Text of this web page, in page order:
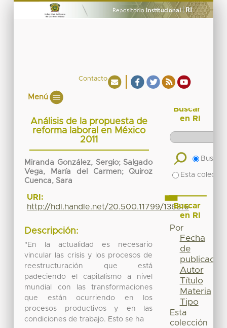
Contacto
Menú
Análisis de la propuesta de
reforma laboral en México
2011
Miranda González, Sergio; Salgado
Vega, María del Carmen; Quiroz
Cuenca, Sara
URI:
http://hdl.handle.net/20.500.11799/136316
Descripción:
"En la actualidad es necesario
vincular las crisis y los procesos de
reestructuración que está
padeciendo el capitalismo a nivel
mundial con las transformaciones
que están ocurriendo en los
procesos productivos y en las
condiciones de trabajo. Esto se ha
Buscar
en RI
Buscar
Esta
Buscar
en RI
Por
Fecha
de
publicación
Autor
Título
Materia
Tipo
Esta
colección